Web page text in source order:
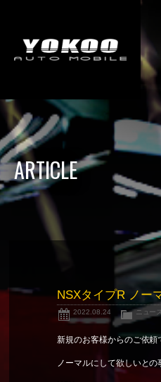
ARTICLE
NSXタイプR ノー
2022.08.24 ニュー
新規のお客様からのご依
ノーマルにして欲しいとの